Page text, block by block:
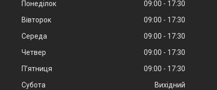
Понеділок 09:00
17:30
Вівторок
09:00
17:30
Середа
09:00
17:30
Четвер
09:00
17:30
Пʼятниця
09:00
17:30
Субота
Вихідний